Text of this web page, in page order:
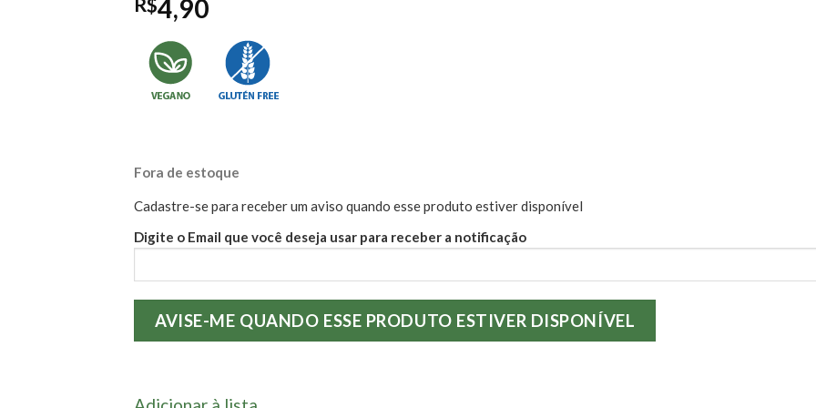
4,90
Fora de estoque
Cadastre-se para receber um aviso quando esse produto estiver disponível
Digite o Email que você deseja usar para receber a notificação